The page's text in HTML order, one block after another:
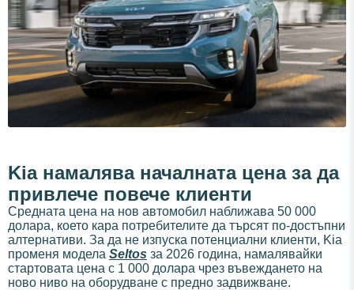
Kia намалява началната цена за да
привлече повече клиенти
Средната цена на нов автомобил наближава 50 000
долара, което кара потребителите да търсят по-достъпни
алтернативи. За да не изпуска потенциални клиенти, Kia
променя модела Seltos за 2026 година, намалявайки
стартовата цена с 1 000 долара чрез въвеждането на
ново ниво на оборудване с предно задвижване.